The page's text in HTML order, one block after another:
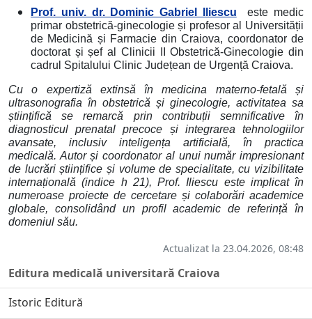
Editura medicală universitară Craiova
Istoric Editură
Prof. univ. dr. Dominic Gabriel Iliescu
este medic
primar obstetrică-ginecologie și profesor al Universității
de Medicină și Farmacie din Craiova, coordonator de
doctorat și șef al Clinicii II Obstetrică-Ginecologie din
cadrul Spitalului Clinic Județean de Urgență Craiova.
Cu o expertiză extinsă în medicina materno-fetală și
ultrasonografia în obstetrică și ginecologie, activitatea sa
științifică se remarcă prin contribuții semnificative în
diagnosticul prenatal precoce și integrarea tehnologiilor
avansate, inclusiv inteligența artificială, în practica
medicală. Autor și coordonator al unui număr impresionant
de lucrări științifice și volume de specialitate, cu vizibilitate
internațională (indice h 21), Prof. Iliescu este implicat în
numeroase proiecte de cercetare și colaborări academice
globale, consolidând un profil academic de referință în
domeniul său.
Actualizat la 23.04.2026, 08:48